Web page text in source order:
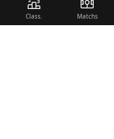
Class. Matchs